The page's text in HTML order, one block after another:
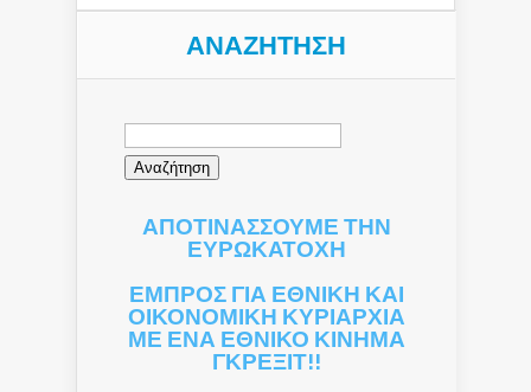
ΑΝΑΖΉΤΗΣΗ
Αναζήτηση
ΑΠΟΤΙΝΑΣΣΟΥΜΕ ΤΗΝ
ΕΥΡΩΚΑΤΟΧΗ
ΕΜΠΡΟΣ ΓΙΑ ΕΘΝΙΚΗ ΚΑΙ
ΟΙΚΟΝΟΜΙΚΗ ΚΥΡΙΑΡΧΙΑ
ΜΕ ΕΝΑ ΕΘΝΙΚΟ ΚΙΝΗΜΑ
ΓΚΡΕΞΙΤ!!